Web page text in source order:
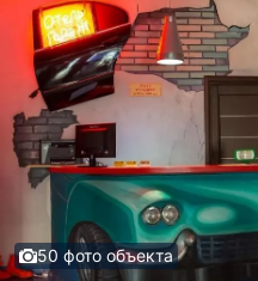
50 фото объекта